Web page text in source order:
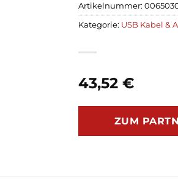
43,52 €
ZUM
Artikelnummer:
Kategorie: USB Kabel &